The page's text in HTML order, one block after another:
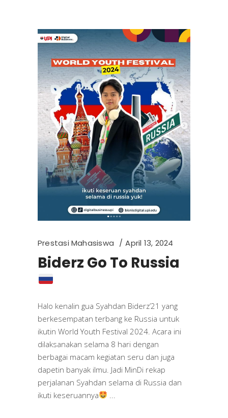
Prestasi Mahasiswa April 13, 2024
Biderz Go To Russia
Halo kenalin gua Syahdan Biderz’21 yang
berkesempatan terbang ke Russia untuk
ikutin World Youth Festival 2024. Acara ini
dilaksanakan selama 8 hari dengan
berbagai macam kegiatan seru dan juga
dapetin banyak ilmu. Jadi MinDi rekap
perjalanan Syahdan selama di Russia dan
ikuti keseruannya